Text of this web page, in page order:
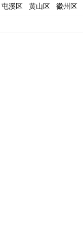
屯溪区 黄山区 徽州区